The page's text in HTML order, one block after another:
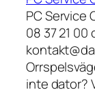
PC Service
08 37 21
inte dator?